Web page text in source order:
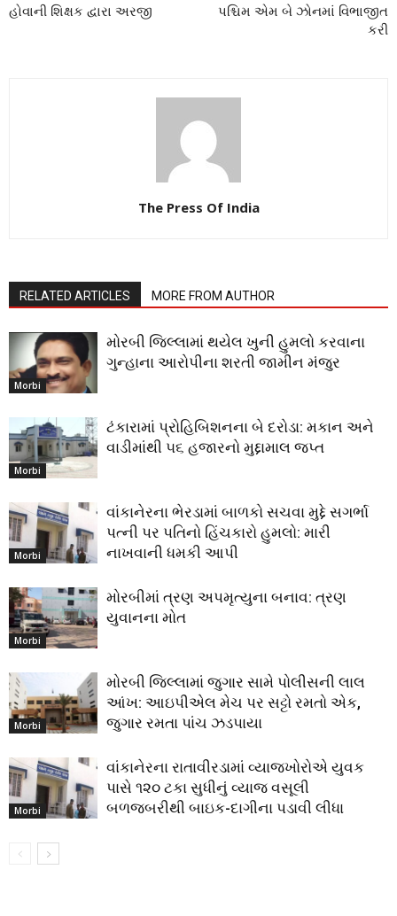
હોવાની શિક્ષક દ્વારા અરજી
પશ્ચિમ એમ બે ઝોનમાં વિભાજીત
કરી
The Press Of India
RELATED ARTICLES MORE FROM AUTHOR
Morbi
મોરબી જિલ્લામાં થયેલ ખુની હુમલો કરવાના
ગુન્હાના આરોપીના શરતી જામીન મંજુર
Morbi
ટંકારામાં પ્રોહિબિશનના બે દરોડા: મકાન અને
વાડીમાંથી ૫૬ હજારનો મુદ્દામાલ જપ્ત
Morbi
વાંકાનેરના ભેરડામાં બાળકો સચવા મુદ્દે સગર્ભા
પત્ની પર પતિનો હિંચકારો હુમલો: મારી
નાખવાની ધમકી આપી
Morbi
મોરબીમાં ત્રણ અપમૃત્યુના બનાવ: ત્રણ
યુવાનના મોત
Morbi
મોરબી જિલ્લામાં જુગાર સામે પોલીસની લાલ
આંખ: આઇપીએલ મેચ પર સટ્ટો રમતો એક,
જુગાર રમતા પાંચ ઝડપાયા
Morbi
વાંકાનેરના રાતાવીરડામાં વ્યાજખોરોએ યુવક
પાસે ૧૨૦ ટકા સુધીનું વ્યાજ વસૂલી
બળજબરીથી બાઇક-દાગીના પડાવી લીધા